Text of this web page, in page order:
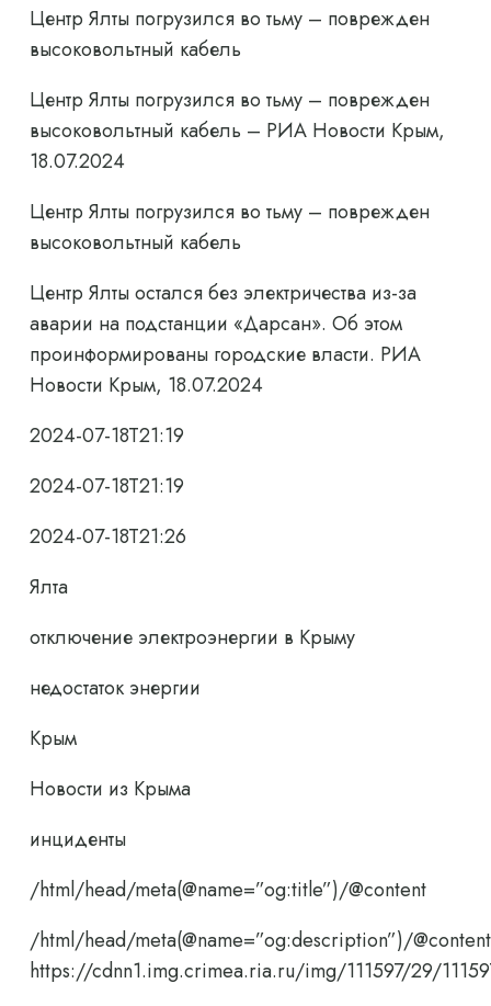
Центр Ялты погрузился во тьму – поврежден
высоковольтный кабель
Центр Ялты погрузился во тьму – поврежден
высоковольтный кабель – РИА Новости Крым,
18.07.2024
Центр Ялты погрузился во тьму – поврежден
высоковольтный кабель
Центр Ялты остался без электричества из-за
аварии на подстанции «Дарсан». Об этом
проинформированы городские власти. РИА
Новости Крым, 18.07.2024
2024-07-18T21:19
2024-07-18T21:19
2024-07-18T21:26
Ялта
отключение электроэнергии в Крыму
недостаток энергии
Крым
Новости из Крыма
инциденты
/html/head/meta(@name=”og:title”)/@content
/html/head/meta(@name=”og:description”)/@content
https://cdnn1.img.crimea.ria.ru/img/111597/29/